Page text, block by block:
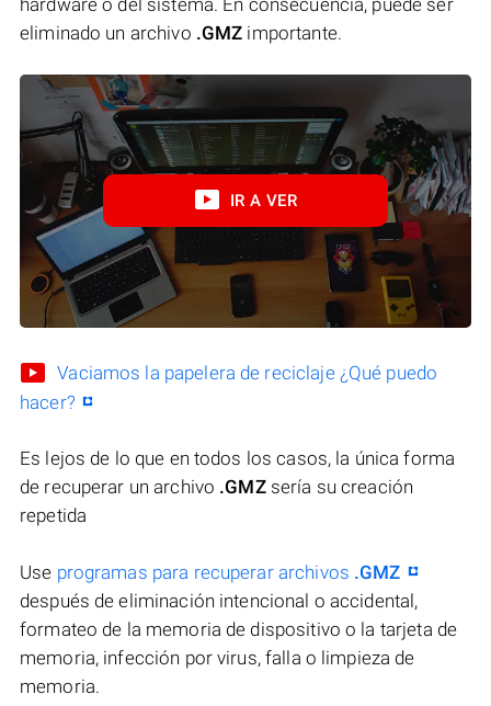
eliminado un archivo .GMZ importante.
IR A VER
Vaciamos la papelera de reciclaje ¿Qué puedo
hacer?
Es lejos de lo que en todos los casos, la única forma
de recuperar un archivo .GMZsería su creación
repetida
Use programas para recuperar archivos .GMZ
después de eliminación intencional o accidental,
formateo de la memoria de dispositivo o la tarjeta de
memoria, infección por virus, falla o limpieza de
memoria.